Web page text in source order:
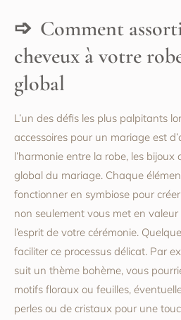
Comment
cheveux à votre
global
L’un des défis les plus palpitants
accessoires pour un mariage est
l’harmonie entre la robe, les
global du mariage. Chaque
fonctionner en symbiose pour
non seulement vous met en
l’esprit de votre cérémonie.
faciliter ce processus délicat. Par
suit un thème bohème, vous
motifs floraux ou feuilles,
perles ou de cristaux pour une